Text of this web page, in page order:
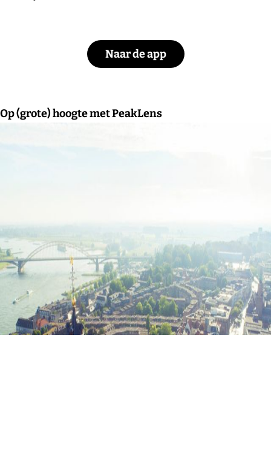
Naar de app
Op (grote) hoogte met PeakLens